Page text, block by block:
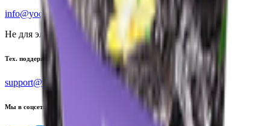
info@yoda.by
Не для электронных обращений
Тех. поддержка
support@yoda.by
Мы в соцсетях